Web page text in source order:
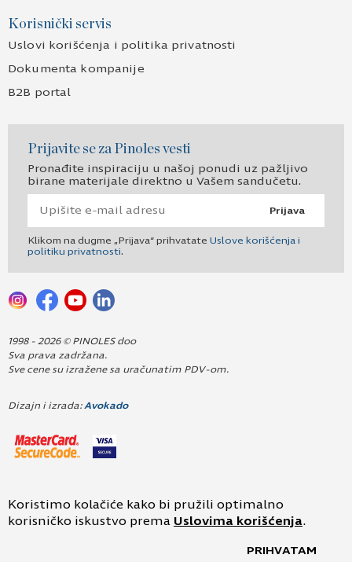
Korisnički servis
Uslovi korišćenja i politika privatnosti
Dokumenta kompanije
B2B portal
Prijavite se za Pinoles vesti
Pronađite inspiraciju u našoj ponudi uz pažljivo
birane materijale direktno u Vašem sandučetu.
Prijava
Klikom na dugme „Prijava“ prihvatate Uslove korišćenja i
politiku privatnosti.
1998 - 2026 © PINOLES doo
Sva prava zadržana.
Sve cene su izražene sa uračunatim PDV-om.
Dizajn i izrada:Avokado
Koristimo kolačiće kako bi pružili optimalno
korisničko iskustvo prema Uslovima korišćenja.
PRIHVATAM